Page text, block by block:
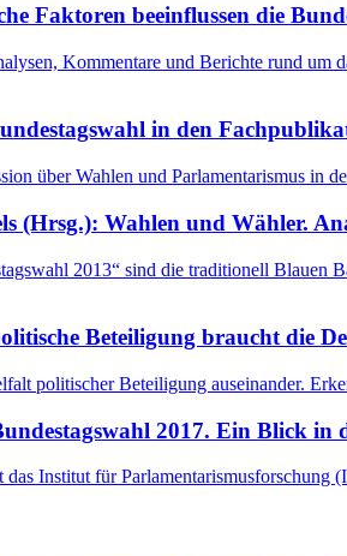
Faktoren beeinflussen die
Kommentare und Berichte rund um
in den
über Wahlen und Parlamentarismus in
(Hrsg.): Wahlen und Wähler.
2013“ sind die traditionell Blauen
Beteiligung braucht die
politischer Beteiligung auseinander.
2017. Ein Blick in
Institut für